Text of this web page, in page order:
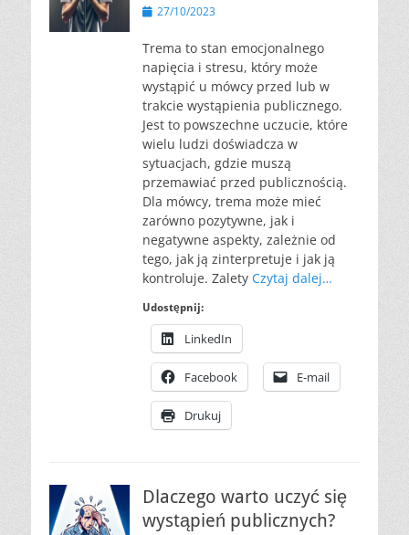
Opublikowano
27/10/2023
Trema to stan emocjonalnego
napięcia i stresu, który może
wystąpić u mówcy przed lub w
trakcie wystąpienia publicznego.
Jest to powszechne uczucie, które
wielu ludzi doświadcza w
sytuacjach, gdzie muszą
przemawiać przed publicznością.
Dla mówcy, trema może mieć
zarówno pozytywne, jak i
negatywne aspekty, zależnie od
tego, jak ją zinterpretuje i jak ją
kontroluje. Zalety Czytaj dalej…
Udostępnij:
LinkedIn
Facebook E-mail
Drukuj
Dlaczego warto uczyć się
wystąpień publicznych?